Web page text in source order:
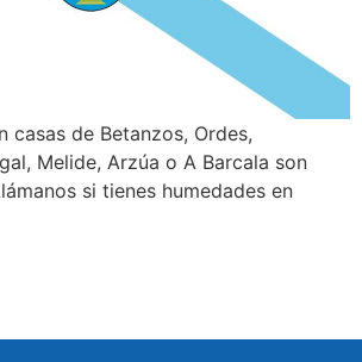
casas de Betanzos, Ordes,
Melide, Arzúa o A Barcala son
si tienes humedades en